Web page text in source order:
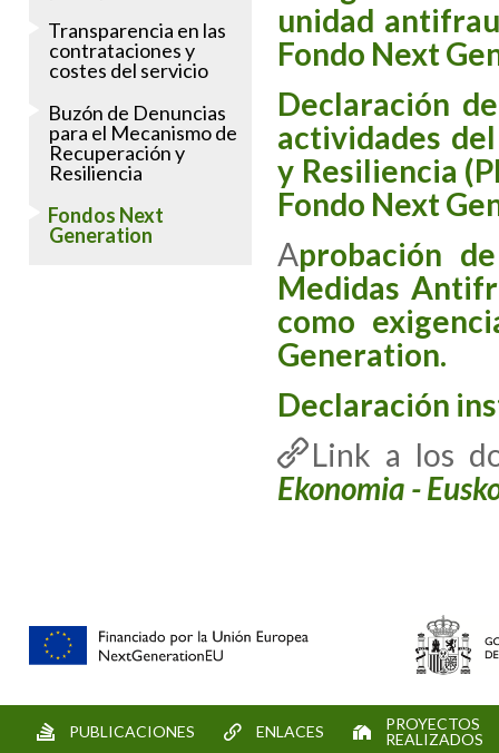
unidad
Fondo Next
Declaración
actividades
y Resiliencia
Fondo Next
Aprobación
Medidas
como
Generation.
Declaración
Link a los
Ekonomia -
Transparencia en las
contrataciones y
costes del servicio
Buzón de Denuncias
para el Mecanismo de
Recuperación y
Resiliencia
Fondos Next
Generation
PUBLICACIONES ENLACES
PROYECTOS
REALIZADOS